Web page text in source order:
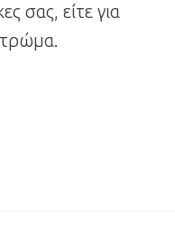
σας, είτε για